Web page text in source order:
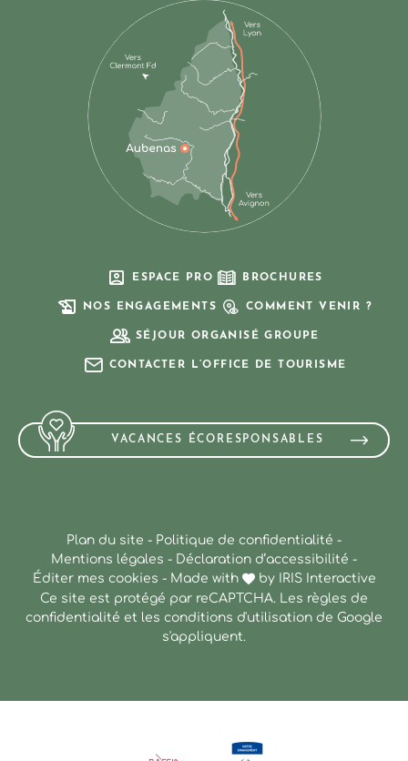
ESPACE PRO BROCHURES
NOS ENGAGEMENTS COMMENT VENIR ?
SÉJOUR ORGANISÉ GROUPE
CONTACTER L’OFFICE DE TOURISME
VACANCES ÉCORESPONSABLES
Plan du site - Politique de confidentialité -
Mentions légales - Déclaration d’accessibilité -
Éditer mes cookies - Made with by
IRIS Interactive
Ce site est protégé par reCAPTCHA. Les règles de
confidentialité et les conditions d'utilisation de Google
s'appliquent.